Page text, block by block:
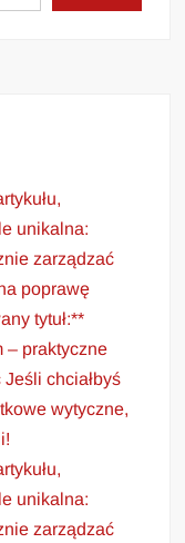
unikalna:
zarządzać
poprawę
tytuł:**
– praktyczne
chciałbyś
wytyczne,
unikalna:
zarządzać